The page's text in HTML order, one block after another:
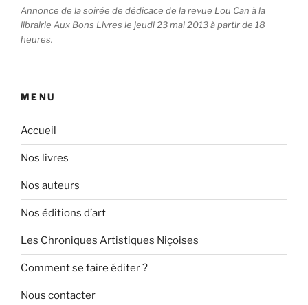
Annonce de la soirée de dédicace de la revue Lou Can à la
librairie Aux Bons Livres le jeudi 23 mai 2013 à partir de 18
heures.
MENU
Accueil
Nos livres
Nos auteurs
Nos éditions d’art
Les Chroniques Artistiques Niçoises
Comment se faire éditer ?
Nous contacter